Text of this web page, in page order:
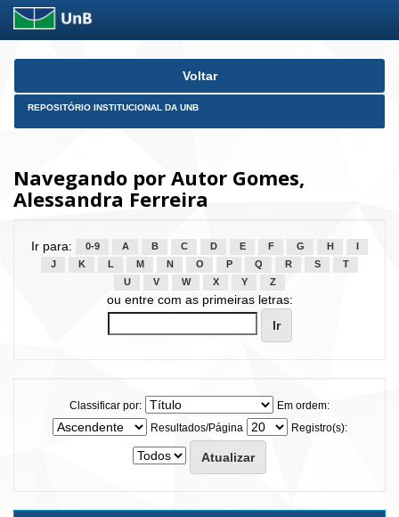
Skip
Voltar
REPOSITÓRIO INSTITUCIONAL DA UNB
Navegando por Autor Gomes,
Alessandra Ferreira
Ir para: 0-9 A B C D E F G H
J
K L M N O P Q R S
T
U
V W X Y Z
ou entre com as primeiras letras:
Classificar por:
Em ordem:
Resultados/Página
Registro(s):